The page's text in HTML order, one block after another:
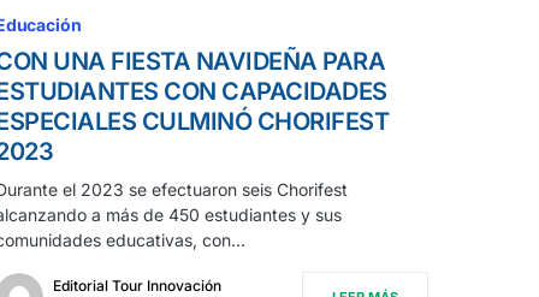
UNA FIESTA NAVIDEÑA PARA
CON CAPACIDADES
CULMINÓ CHORIFEST
el 2023 se efectuaron seis Chorifest
a más de 450 estudiantes y sus
educativas, con…
Editorial Tour Innovación